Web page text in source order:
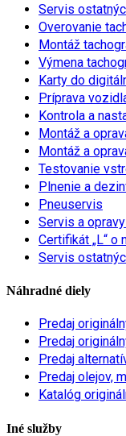
Servis
Overovanie
Montáž
Výmena
Karty do
Príprava
Kontrola a
Montáž a
Montáž a
Testovanie
Plnenie a
Pneuservis
Servis a
Certifikát „L“ o
Servis
Náhradné diely
Predaj
Predaj
Predaj
Predaj olejov,
Katalóg
Iné služby